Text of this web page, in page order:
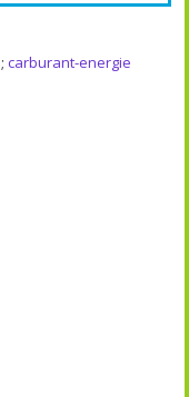
;carburant-energie